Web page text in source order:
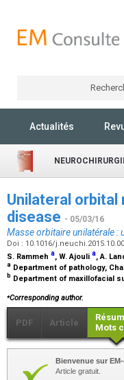
Actualités
Unilateral
disease - 05/03/16
Masse orbitaire unilatérale :
Doi : 10.1016/
S. Rammeh a, W. Ajouli a, A.
a Department of pathology,
b Department of maxillofacial
⁎Corresponding author.
PDF Article
Mots
Bienvenue sur
Article gratuit.